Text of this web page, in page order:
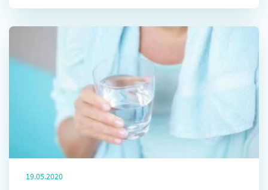
19.05.2020